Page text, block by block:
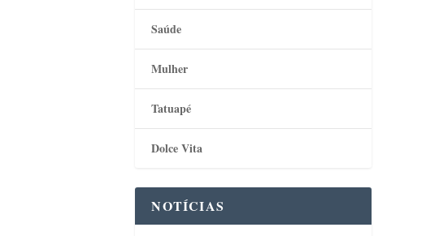
Saúde
Mulher
Tatuapé
Dolce Vita
NOTÍCIAS